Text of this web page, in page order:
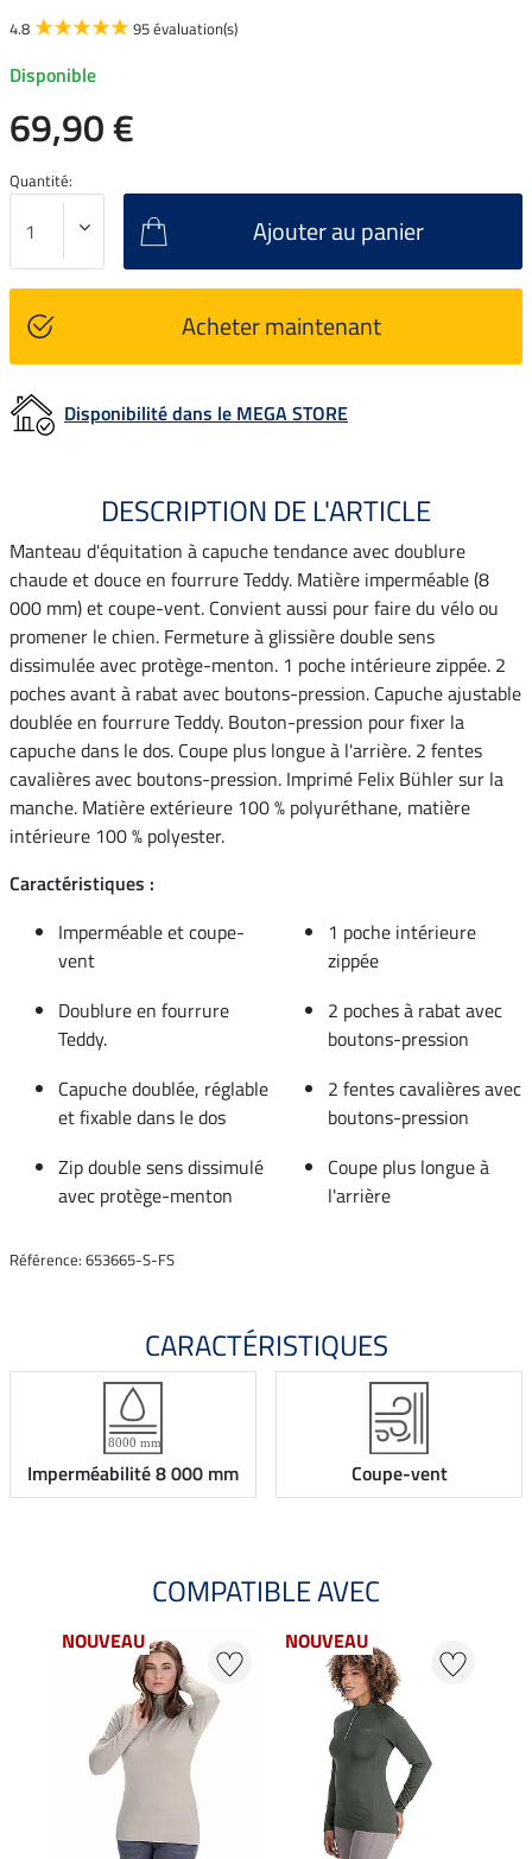
4.8 95 évaluation(s)
Disponible
69,90 €
Quantité:
Ajouter au panier
Acheter maintenant
Disponibilité dans le MEGA STORE
DESCRIPTION DE L'ARTICLE
Manteau d'équitation à capuche tendance avec doublure
chaude et douce en fourrure Teddy. Matière imperméable (8
000 mm) et coupe-vent. Convient aussi pour faire du vélo ou
promener le chien. Fermeture à glissière double sens
dissimulée avec protège-menton. 1 poche intérieure zippée. 2
poches avant à rabat avec boutons-pression. Capuche ajustable
doublée en fourrure Teddy. Bouton-pression pour fixer la
capuche dans le dos. Coupe plus longue à l'arrière. 2 fentes
cavalières avec boutons-pression. Imprimé Felix Bühler sur la
manche. Matière extérieure 100 % polyuréthane, matière
intérieure 100 % polyester.
Caractéristiques :
Imperméable et coupe-
vent
1 poche intérieure
zippée
Doublure en fourrure
Teddy.
2 poches à rabat avec
boutons-pression
Capuche doublée, réglable
et fixable dans le dos
2 fentes cavalières avec
boutons-pression
Zip double sens dissimulé
avec protège-menton
Coupe plus longue à
l'arrière
Référence: 653665-S-FS
CARACTÉRISTIQUES
Imperméabilité 8 000 mm Coupe-vent
COMPATIBLE AVEC
NOUVEAU NOUVEAU